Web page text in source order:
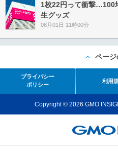
1枚22円って衝撃…100
生グッズ
08月01日 11時00分
ペー
プライバシー
ポリシー
利用
Copyright © 2026 GMO